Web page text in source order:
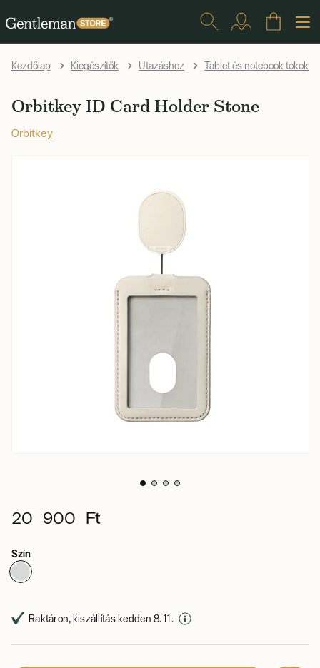
Kezdőlap Kiegészítők Utazáshoz Tablet és notebook tokok
Orbitkey ID Card Holder Stone
Orbitkey
20 900 Ft
Szín
Raktáron, kiszállítás kedden 8. 11.